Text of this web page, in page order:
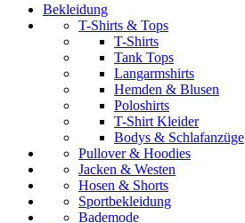
Bekleidung
T-Shirts & Tops
T-Shirts
Tank Tops
Langarmshirts
Hemden & Blusen
Poloshirts
T-Shirt Kleider
Bodys & Schlafanzüge
Pullover & Hoodies
Jacken & Westen
Hosen & Shorts
Sportbekleidung
Bademode